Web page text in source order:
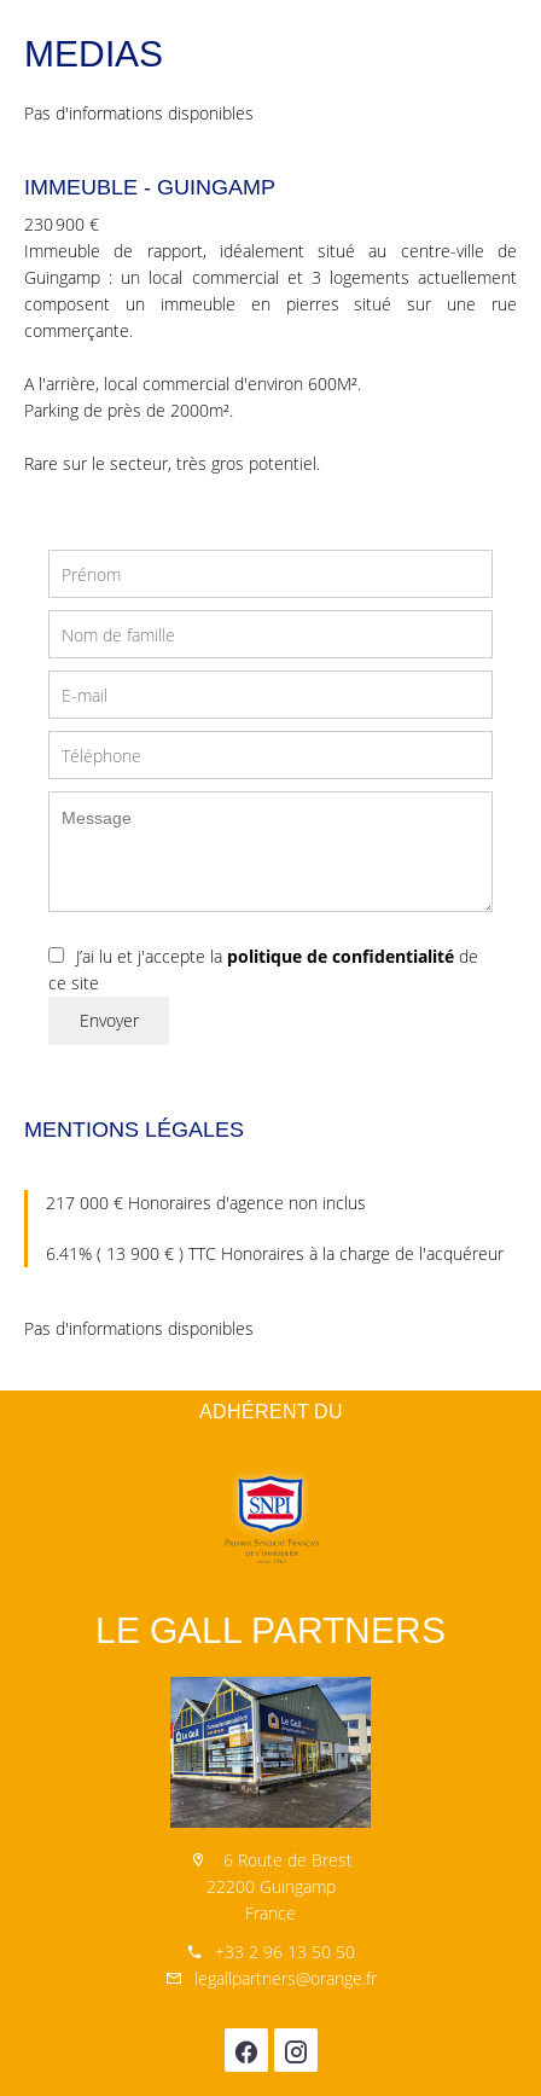
MEDIAS
Pas d'informations disponibles
IMMEUBLE - GUINGAMP
230 900 €
Immeuble de rapport, idéalement situé au centre-ville de
Guingamp : un local commercial et 3 logements actuellement
composent un immeuble en pierres situé sur une rue
commerçante.
A l'arrière, local commercial d'environ 600M².
Parking de près de 2000m².
Rare sur le secteur, très gros potentiel.
J’ai lu et j'accepte la politique de confidentialité de
ce site
Envoyer
MENTIONS LÉGALES
217 000 € Honoraires d'agence non inclus
6.41% ( 13 900 € ) TTC Honoraires à la charge de l'acquéreur
Pas d'informations disponibles
ADHÉRENT DU
LE GALL PARTNERS
6 Route de Brest
22200 Guingamp
France
+33 2 96 13 50 50
legallpartners@orange.fr